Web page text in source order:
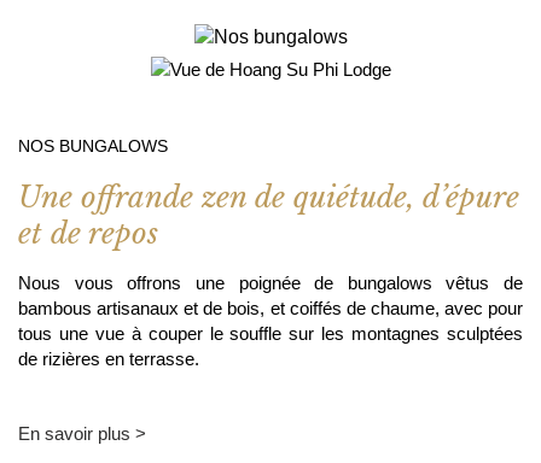
NOS BUNGALOWS
Une offrande zen de quiétude, d’épure
et de repos
Nous vous offrons une poignée de bungalows vêtus de
bambous artisanaux et de bois, et coiffés de chaume, avec pour
tous une vue à couper le souffle sur les montagnes sculptées
de rizières en terrasse.
En savoir plus >